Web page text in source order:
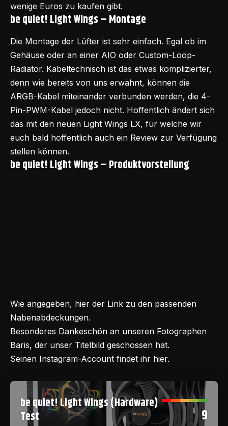
wenige Euros zu kaufen gibt.
be quiet! Light Wings –Montage
Die Montage der Lüfter ist sehr einfach. Egal ob im
Gehäuse oder an einer AIO oder Custom-Loop-
Radiator. Kabeltechnisch ist das etwas komplizierter,
denn wie bereits von uns erwähnt, können die
ARGB-Kabel miteinander verbunden werden, die 4-
Pin-PWM-Kabel jedoch nicht. Hoffentlich ändert sich
das mit den neuen Light Wings LX, für welche wir
euch bald hoffentlich auch ein Review zur Verfügung
stellen können.
be quiet! Light Wings – Produktvorstellung
Wie angegeben, hier der Link zu den passenden
Nabenabdeckungen.
Besonderes Dankeschön an unseren Fotographen
Baris, der unser Titelbild geschossen hat.
Seinen Instagram-Account findet ihr hier.
be quiet! Light Wings (Hardware)
Test
9